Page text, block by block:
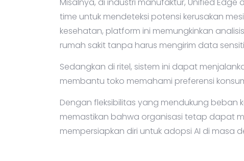
time untuk mendeteksi potensi kerusakan
kesehatan, platform ini memungkinkan
rumah sakit tanpa harus mengirim data
Sedangkan di ritel, sistem ini dapat
membantu toko memahami preferensi
Dengan fleksibilitas yang mendukung beban
memastikan bahwa organisasi tetap dapat
mempersiapkan diri untuk adopsi AI di masa